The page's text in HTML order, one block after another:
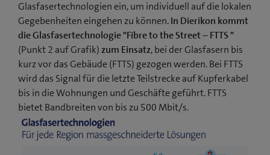
Glasfasertechnologien ein, um individuell auf die lokalen
Gegebenheiten eingehen zu können.In Dierikon kommt
die Glasfasertechnologie "Fibre to the Street – FTTS "
(Punkt 2 auf Grafik)zum Einsatz, bei der Glasfasern bis
kurz vor das Gebäude (FTTS) gezogen werden. Bei FTTS
wird das Signal für die letzte Teilstrecke auf Kupferkabel
bis in die Wohnungen und Geschäfte geführt. FTTS
bietet Bandbreiten von bis zu 500 Mbit/s.